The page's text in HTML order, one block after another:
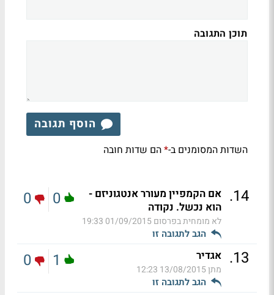
תוכן התגובה
הוסף תגובה
השדות המסומנים ב-*הם שדות חובה
14
. אם הקמפיין מעורר אנטגוניזם -
הוא נכשל. נקודה
לא מומחית בפרסום01/09/2015 19:33
הגב לתגובה זו
0
0
13
. אגדיר
מתן13/08/2015 12:23
הגב לתגובה זו
1
0